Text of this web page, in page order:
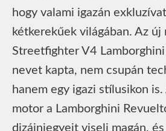
hogy valami igazán
kétkerekűek világában. Az új
Streetfighter V4
nevet kapta, nem csupán
hanem egy igazi stílusikon
motor a Lamborghini
dizájnjegyeit viseli magán,